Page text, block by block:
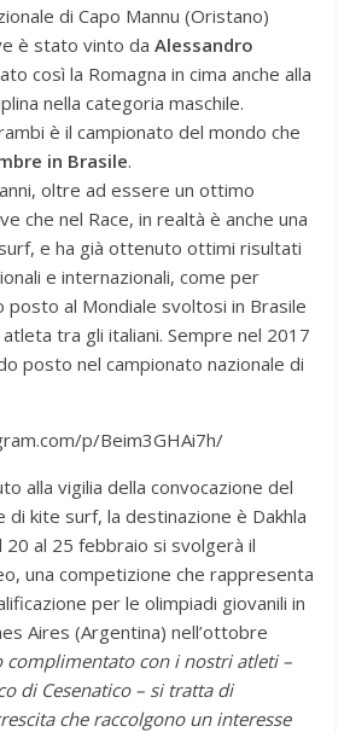
di Capo Mannu (Oristano)
è stato vinto daAlessandro
così la Romagna in cima anche alla
nella categoria maschile.
è il campionato del mondo che
in Brasile.
oltre ad essere un ottimo
che nel Race, in realtà è anche una
e ha già ottenuto ottimi risultati
e internazionali, come per
posto al Mondiale svoltosi in Brasile
tra gli italiani. Sempre nel 2017
posto nel campionato nazionale di
p/Beim3GHAi7h/
alla vigilia della convocazione del
di kite surf, la destinazione è Dakhla
20 al 25 febbraio si svolgerà il
una competizione che rappresenta
per le olimpiadi giovanili in
Aires (Argentina) nell’ottobre
complimentato con i nostri atleti –
di Cesenatico – si tratta di
che raccolgono un interesse